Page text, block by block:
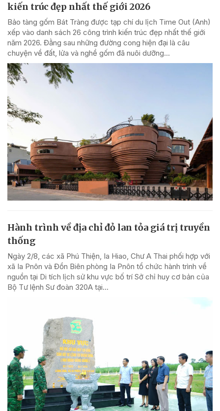
kiến trúc đẹp nhất thế giới 2026
Bảo tàng gốm Bát Tràng được tạp chí du lịch Time Out (Anh)
xếp vào danh sách 26 công trình kiến trúc đẹp nhất thế giới
năm 2026. Đằng sau những đường cong hiện đại là câu
chuyện về đất, lửa và nghề gốm đã nuôi dưỡng...
Hành trình về địa chỉ đỏ lan tỏa giá trị truyền
thống
Ngày 2/8, các xã Phú Thiện, Ia Hiao, Chư A Thai phối hợp với
xã Ia Pnôn và Đồn Biên phòng Ia Pnôn tổ chức hành trình về
nguồn tại Di tích lịch sử khu vực bố trí Sở chỉ huy cơ bản của
Bộ Tư lệnh Sư đoàn 320A tại...